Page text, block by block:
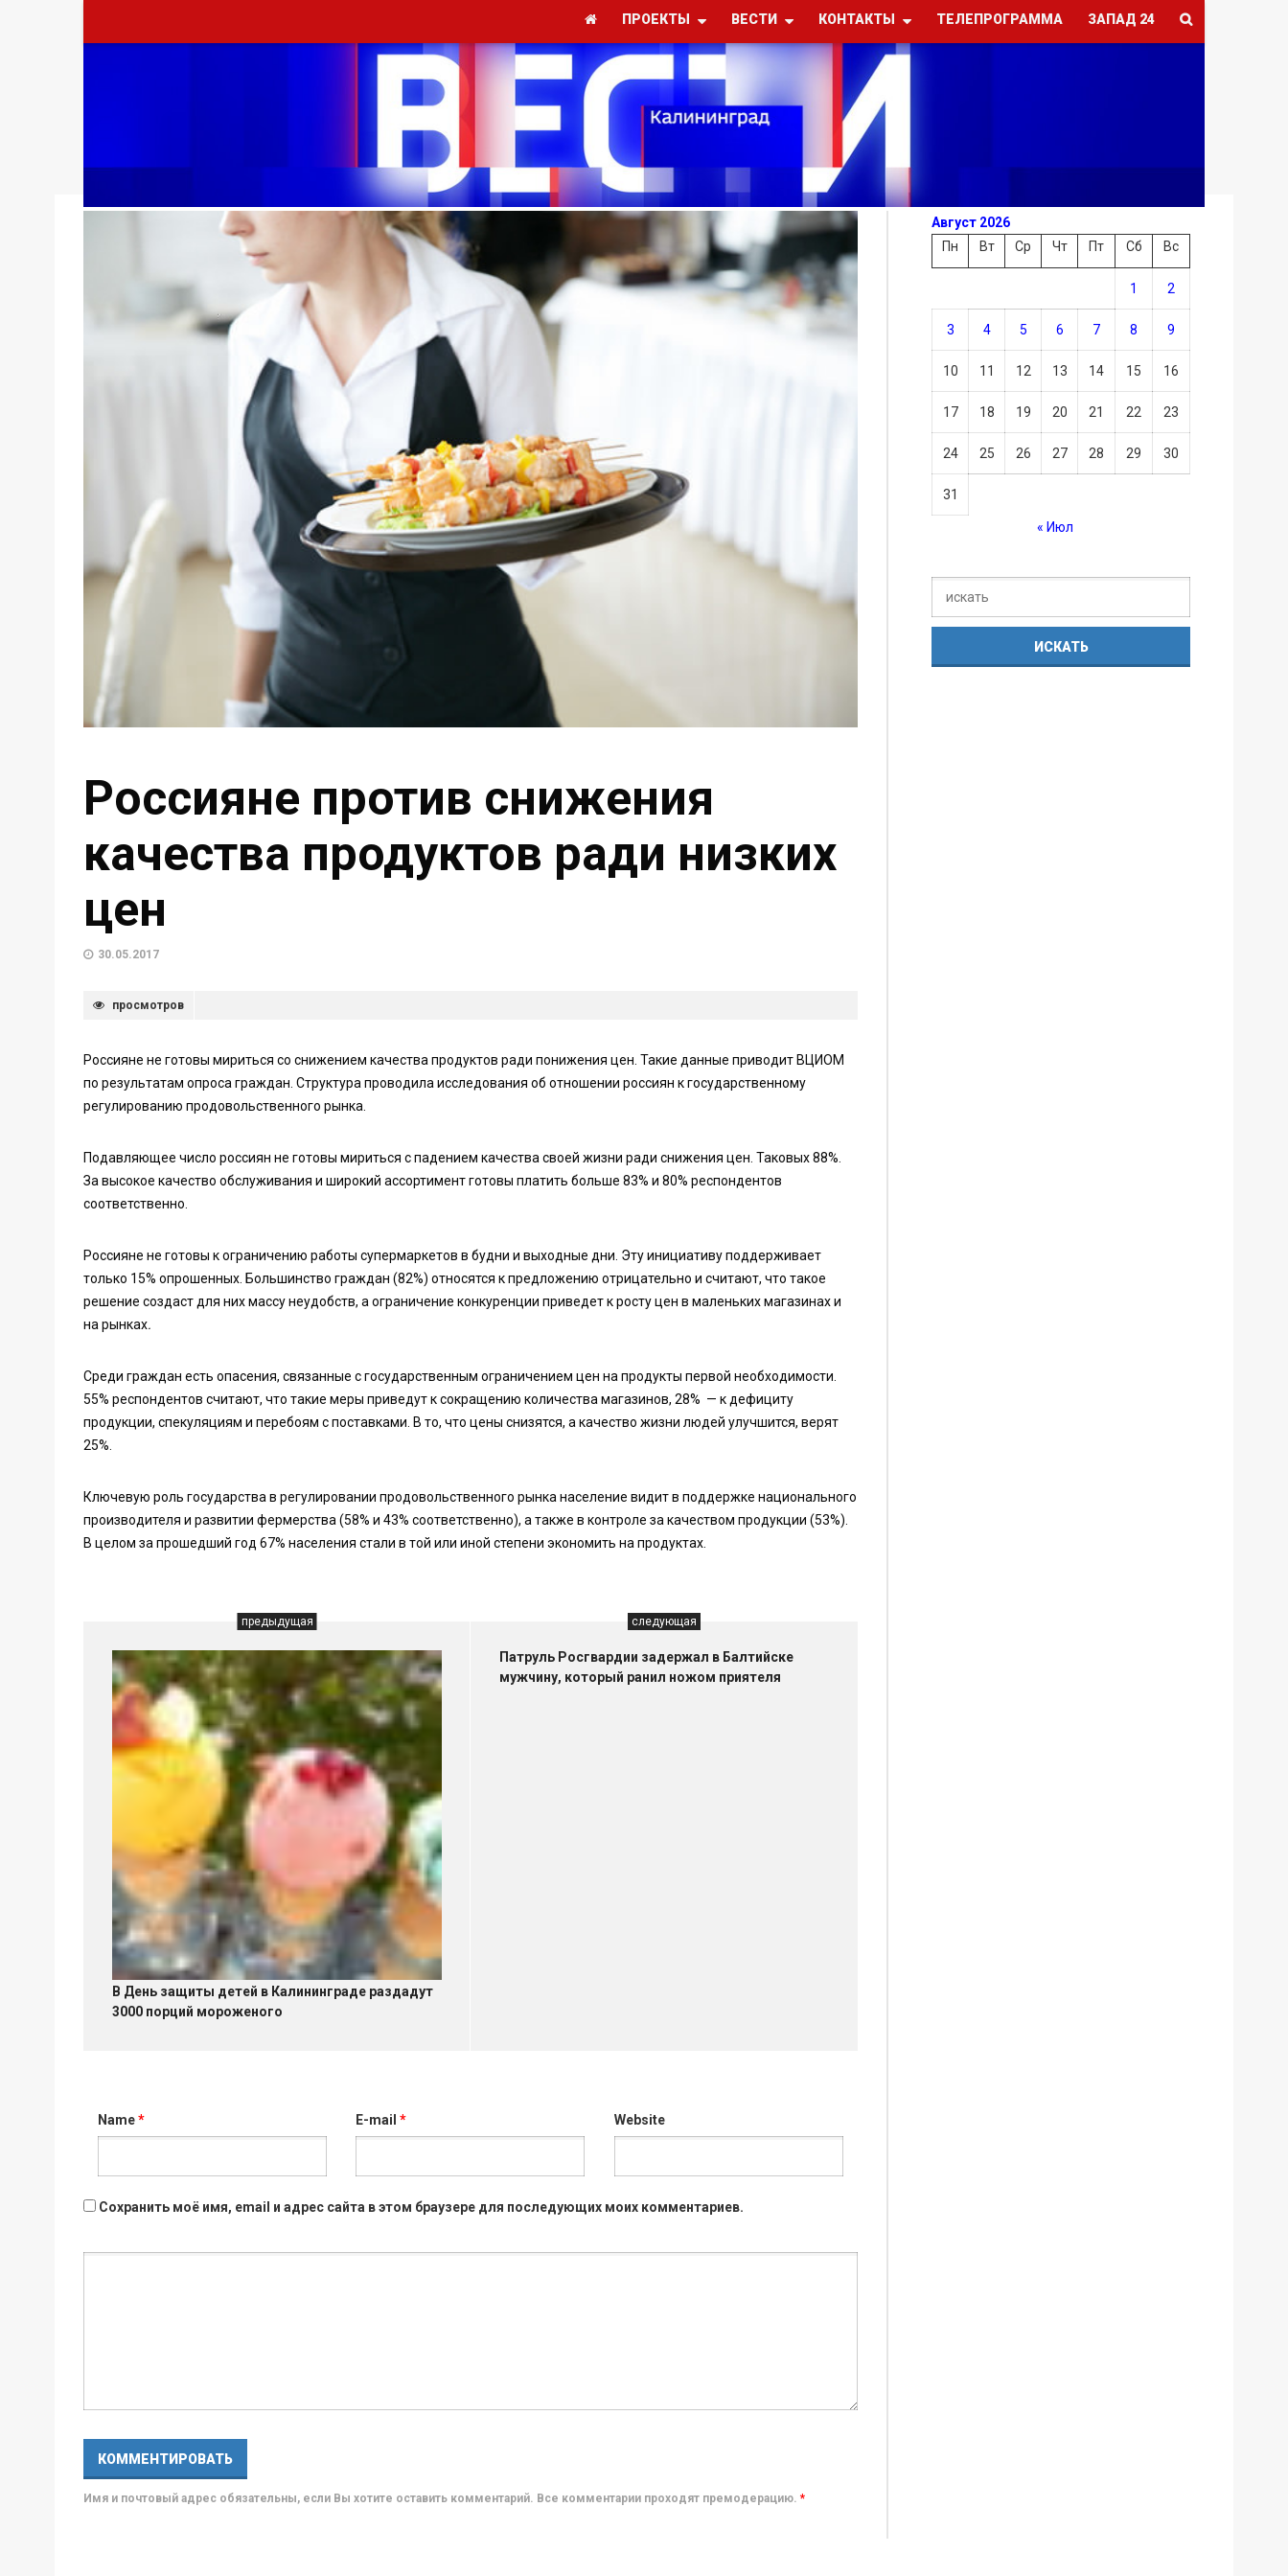
ПРОЕКТЫ ВЕСТИ КОНТАКТЫ ТЕЛЕПРОГРАММА ЗАПАД 24
Россияне против снижения
качества продуктов ради низких
цен
30.05.2017
просмотров
Россияне не готовы мириться со снижением качества продуктов ради понижения цен. Такие данные приводит ВЦИОМ
по результатам опроса граждан. Структура проводила исследования об отношении россиян к государственному
регулированию продовольственного рынка.
Подавляющее число россиян не готовы мириться с падением качества своей жизни ради снижения цен. Таковых 88%.
За высокое качество обслуживания и широкий ассортимент готовы платить больше 83% и 80% респондентов
соответственно.
Россияне не готовы к ограничению работы супермаркетов в будни и выходные дни. Эту инициативу поддерживает
только 15% опрошенных. Большинство граждан (82%) относятся к предложению отрицательно и считают, что такое
решение создаст для них массу неудобств, а ограничение конкуренции приведет к росту цен в маленьких магазинах и
на рынках.
Среди граждан есть опасения, связанные с государственным ограничением цен на продукты первой необходимости.
55% респондентов считают, что такие меры приведут к сокращению количества магазинов, 28% — к дефициту
продукции, спекуляциям и перебоям с поставками. В то, что цены снизятся, а качество жизни людей улучшится, верят
25%.
Ключевую роль государства в регулировании продовольственного рынка население видит в поддержке национального
производителя и развитии фермерства (58% и 43% соответственно), а также в контроле за качеством продукции (53%).
В целом за прошедший год 67% населения стали в той или иной степени экономить на продуктах.
предыдущая
В День защиты детей в Калининграде раздадут
3000 порций мороженого
следующая
Патруль Росгвардии задержал в Балтийске
мужчину, который ранил ножом приятеля
Name* E-mail* Website
Сохранить моё имя, email и адрес сайта в этом браузере для последующих моих комментариев.
Имя и почтовый адрес обязательны, если Вы хотите оставить комментарий. Все комментарии проходят премодерацию. *
Август 2026
Пн
Вт Ср Чт Пт Сб Вс
1 2
3 4 5 6 7 8 9
10 11 12 13 14 15 16
17 18 19 20 21 22 23
24 25 26 27 28 29 30
31
« Июл